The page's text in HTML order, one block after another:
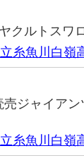
クルトスワ
糸魚川白嶺
ジャイア
糸魚川白嶺